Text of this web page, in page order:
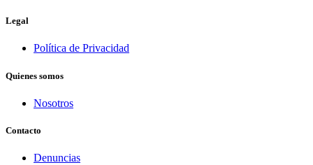
Legal
Política de Privacidad
Quienes somos
Nosotros
Contacto
Denuncias